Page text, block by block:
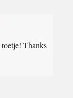
Thanks